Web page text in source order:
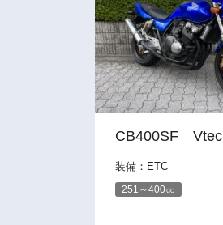
CB400SF Vtec
装備：ETC
251～400㏄